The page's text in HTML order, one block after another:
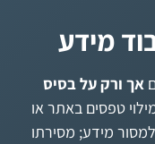
מידע
אך ורק על בסיס
טפסים באתר או
מידע; מסירתו